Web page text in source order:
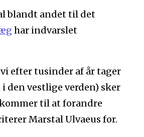
blandt andet til det
har indvarslet
efter tusinder af år tager
den vestlige verden) sker
til at forandre
Marstal Ulvaeus for.